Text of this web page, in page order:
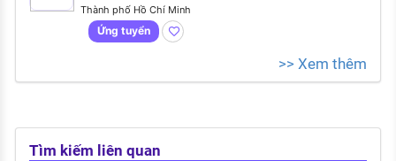
Thành phố Hồ Chí Minh
Ứng tuyển
>> Xem thêm
Tìm kiếm liên quan